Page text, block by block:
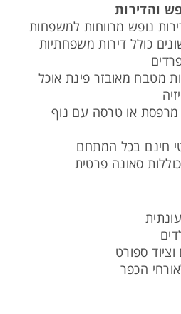
והדירות
נופש מרווחות למשפחות
כולל דירות משפחתיות
מטבח מאובזר פינת אוכל
מרפסת או טרסה עם נוף
חינם בכל המתחם
סאונה פרטית
ספורט
הכפר